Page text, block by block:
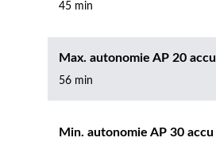
45 min
Max. autonomie AP 20 accu
56 min
Min. autonomie AP 30 accu